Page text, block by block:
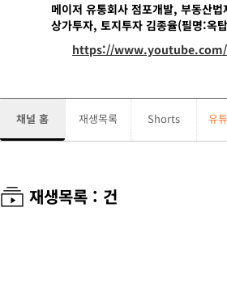
메이저 유통회사 점포개발, 부동산
상가투자, 토지투자 김종율(필명:옥
https://www.youtube.com/
채널 홈 재생목록 Shorts 유
재생목록 : 건